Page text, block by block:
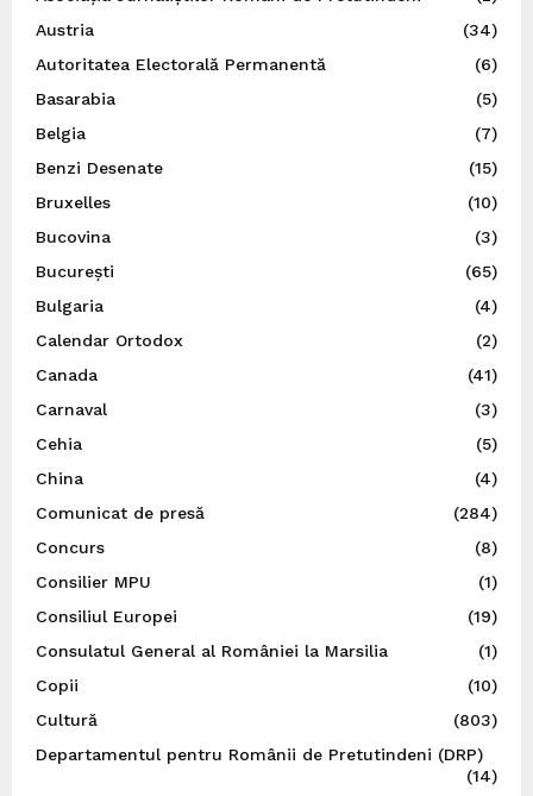
Austria
(34)
Autoritatea Electorală Permanentă
(6)
Basarabia
(5)
Belgia
(7)
Benzi Desenate
(15)
Bruxelles
(10)
Bucovina
(3)
București
(65)
Bulgaria
(4)
Calendar Ortodox
(2)
Canada
(41)
Carnaval
(3)
Cehia
(5)
China
(4)
Comunicat de presă
(284)
Concurs
(8)
Consilier MPU
(1)
Consiliul Europei
(19)
Consulatul General al României la Marsilia
(1)
Copii
(10)
Cultură
(803)
Departamentul pentru Românii de Pretutindeni (DRP)
(14)